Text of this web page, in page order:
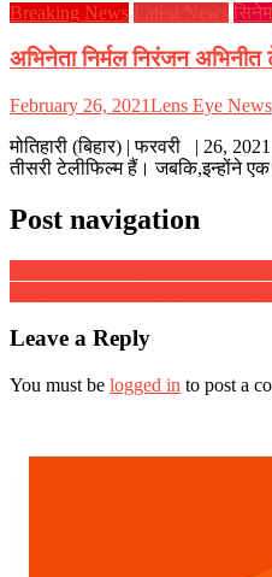
Breaking News Latest News
अभिनेता निर्मल निरंजन अभिनीत
February 26, 2021Lens Eye News
मोतिहारी (बिहार) | फरवरी | 26,
तीसरी टेलीफिल्म हैं। जबकि,इन्होंने
Post navigation
Leave a Reply
You must be logged in to post a